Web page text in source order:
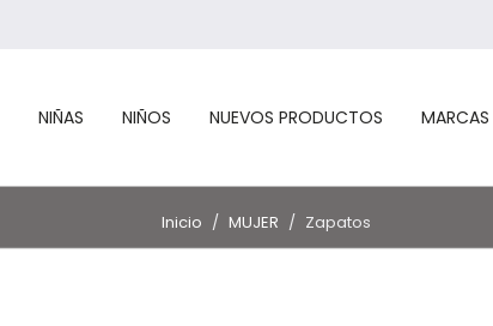
NIÑAS NIÑOS NUEVOS PRODUCTOS MARCAS
Inicio / MUJER / Zapatos